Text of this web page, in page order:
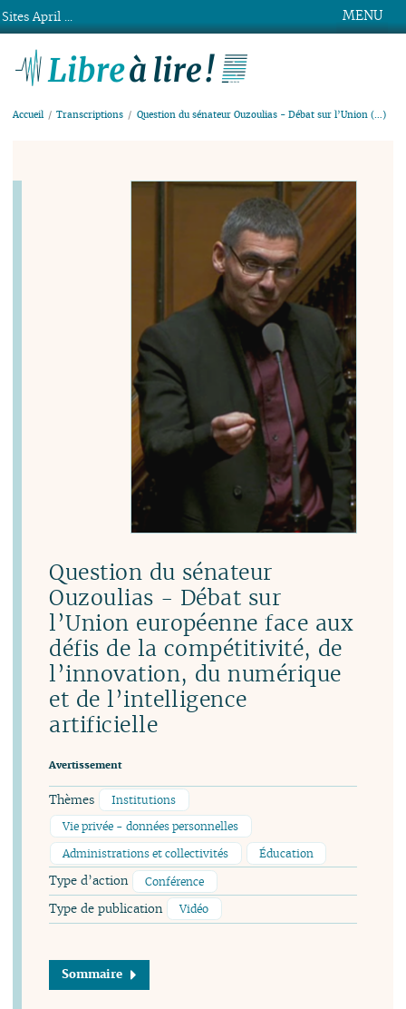
MENU
Accueil Transcriptions Question du sénateur Ouzoulias - Débat sur l’Union (…)
Question du sénateur
Ouzoulias - Débat sur
l’Union européenne face aux
défis de la compétitivité, de
l’innovation, du numérique
et de l’intelligence
artificielle
Avertissement
Thèmes
Institutions
Vie privée - données personnelles
Administrations et collectivités
Éducation
Type d’action Conférence
Type de publication Vidéo
Sommaire
Sites April ...